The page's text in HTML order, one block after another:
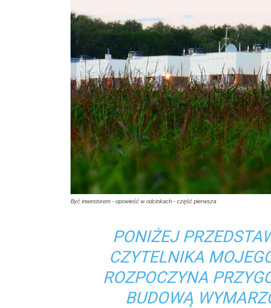
Być inwestorem - opowieść w odcinkach - część pierwsza
PONIŻEJ
CZYTELNIKA
ROZPOCZYNA
BUDOWĄ